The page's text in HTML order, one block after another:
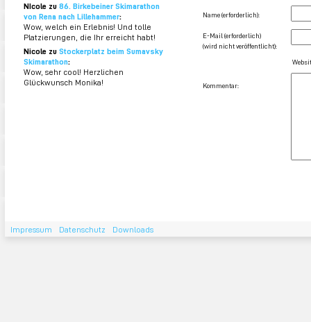
NIcole zu 86. Birkebeiner Skimarathon
von Rena nach Lillehammer:
Wow, welch ein Erlebnis! Und tolle
Platzierungen, die Ihr erreicht habt!
Nicole zu Stockerplatz beim Sumavsky
Skimarathon:
Wow, sehr cool! Herzlichen
Glückwunsch Monika!
Name (erforderlich):
E-Mail (erforderlich)
(wird nicht veröffentlicht):
Kommentar:
Impressum Datenschutz Downloads